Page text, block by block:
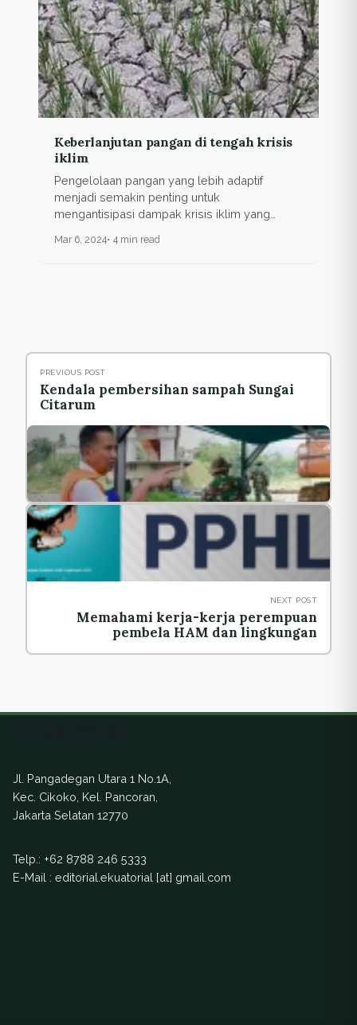
Keberlanjutan pangan di tengah krisis
iklim
Pengelolaan pangan yang lebih adaptif
menjadi semakin penting untuk
mengantisipasi dampak krisis iklim yang
Mar 6, 2024 4 min read
PREVIOUS POST
Kendala pembersihan sampah Sungai
Citarum
NEXT POST
Memahami kerja-kerja perempuan
pembela HAM dan lingkungan
Jl. Pangadegan Utara 1 No.1A,
Kec. Cikoko, Kel. Pancoran,
Jakarta Selatan 12770
Telp.: +62 8788 246 5333
E-Mail : editorial.ekuatorial [at] gmail.com